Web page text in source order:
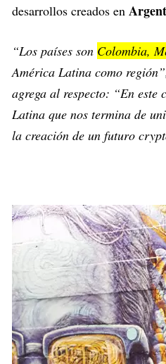
desarrollos creados en
“Los países son Colombia,
América Latina como
agrega al respecto: “En este
Latina que nos termina de
la creación de un futuro